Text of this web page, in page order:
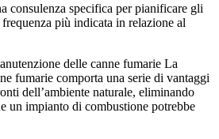
consulenza specifica per pianificare gli
più indicata in relazione al
delle canne fumarie La
fumarie comporta una serie di vantaggi
dell’ambiente naturale, eliminando
un impianto di combustione potrebbe